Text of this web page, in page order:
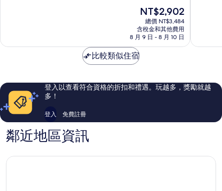
極
評
論
現
在
價
格
為
NT$2,902
NT$2,902
總價 NT$3,484
含稅金和其他費用
8 月 9 日 - 8 月 10 日
極
評
論
比較類似住宿
登入以查看符合資格的折扣和禮遇。玩越多，獎勵就越
多！
登入 免費註冊
鄰近地區資訊